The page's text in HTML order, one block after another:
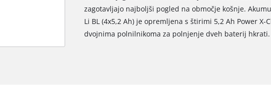
zagotavljajo najboljši pogled na območje košnje.
Li BL (4x5,2 Ah) je opremljena s štirimi 5,2 Ah Power
dvojnima polnilnikoma za polnjenje dveh baterij hkrati.